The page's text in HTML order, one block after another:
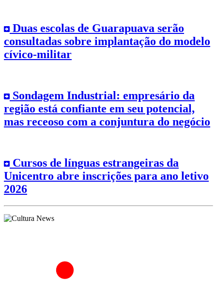
Duas escolas de Guarapuava serão
consultadas sobre implantação do modelo
cívico-militar
Sondagem Industrial: empresário da
região está confiante em seu potencial,
mas receoso com a conjuntura do negócio
Cursos de línguas estrangeiras da
Unicentro abre inscrições para ano letivo
2026